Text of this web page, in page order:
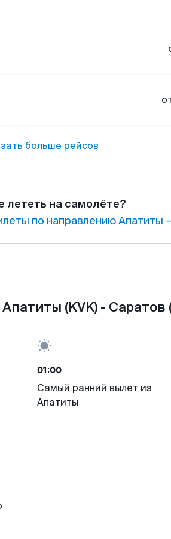
больше рейсов
лететь на самолёте?
по направлению Апатиты
(KVK) - Саратов
01:00
Самый ранний вылет из
Апатиты